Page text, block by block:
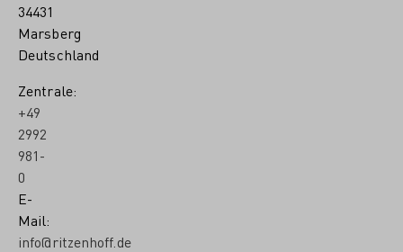
34431
Marsberg
Deutschland
Zentrale:
+49
2992
981-
0
E-
Mail:
info@ritzenhoff.de